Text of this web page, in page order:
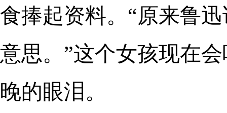
食捧起资料。“原来鲁
意思。”这个女孩现在
晚的眼泪。